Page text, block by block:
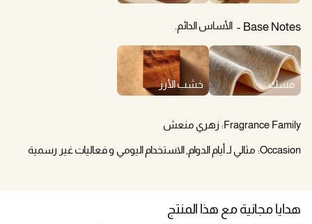
Base Notes الأساس الدائم.
مسك خشب الأرز
Fragrance Family: زهري منعش
Occasion: مثالي لـ أيام الدوام, الاستخدام اليومي و فعاليات غير رسمية
هدايا مجانية مع هذا المنتج